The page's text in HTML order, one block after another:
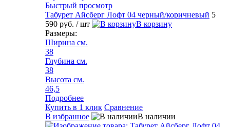
Быстрый просмотр
Табурет Айсберг Лофт 04 черный/коричневый 5
590 руб. / шт
В корзину
Размеры:
Ширина см.
38
Глубина см.
38
Высота см.
46,5
Подробнее
Купить в 1 клик Сравнение
В избранное
В наличии